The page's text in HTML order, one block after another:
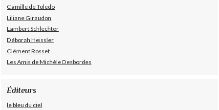
Camille de Toledo
Liliane Giraudon
Lambert Schlechter
Déborah Heissler
Clément Rosset
Les Amis de Michèle Desbordes
Éditeurs
le bleu du ciel